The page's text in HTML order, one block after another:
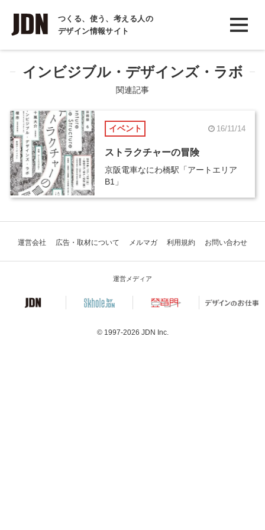
つくる、使う、考える人の
デザイン情報サイト
INTERVIEW
インタビュー
REPORT
COLUMN
コラム
インビジブル・デザインズ・ラボ
関連記事
イベント 16/11/14
ストラクチャーの冒険
京阪電車なにわ橋駅「アートエリア
B1」
運営会社 広告・取材について メルマガ 利用規約 お問い合わせ
運営メディア
© 1997-2026 JDN Inc.